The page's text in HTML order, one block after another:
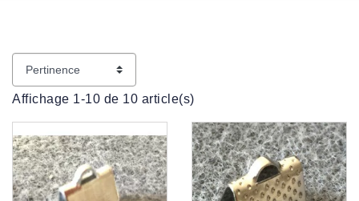
Affichage 1-10 de 10 article(s)